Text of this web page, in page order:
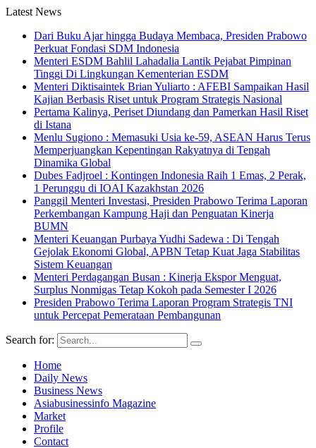
Latest News
Dari Buku Ajar hingga Budaya Membaca, Presiden Prabowo
Perkuat Fondasi SDM Indonesia
Menteri ESDM Bahlil Lahadalia Lantik Pejabat Pimpinan
Tinggi Di Lingkungan Kementerian ESDM
Menteri Diktisaintek Brian Yuliarto : AFEBI Sampaikan Hasil
Kajian Berbasis Riset untuk Program Strategis Nasional
Pertama Kalinya, Periset Diundang dan Pamerkan Hasil Riset
di Istana
Menlu Sugiono : Memasuki Usia ke-59, ASEAN Harus Terus
Memperjuangkan Kepentingan Rakyatnya di Tengah
Dinamika Global
Dubes Fadjroel : Kontingen Indonesia Raih 1 Emas, 2 Perak,
1 Perunggu di IOAI Kazakhstan 2026
Panggil Menteri Investasi, Presiden Prabowo Terima Laporan
Perkembangan Kampung Haji dan Penguatan Kinerja
BUMN
Menteri Keuangan Purbaya Yudhi Sadewa : Di Tengah
Gejolak Ekonomi Global, APBN Tetap Kuat Jaga Stabilitas
Sistem Keuangan
Menteri Perdagangan Busan : Kinerja Ekspor Menguat,
Surplus Nonmigas Tetap Kokoh pada Semester I 2026
Presiden Prabowo Terima Laporan Program Strategis TNI
untuk Percepat Pemerataan Pembangunan
Search for:
Home
Daily News
Business News
Asiabusinessinfo Magazine
Market
Profile
Contact